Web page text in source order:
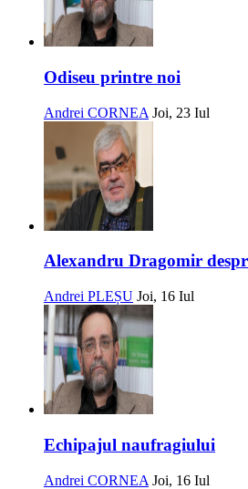
Odiseu printre noi
Andrei CORNEA Joi, 23 Iul
Alexandru Dragomir
Andrei PLEȘU Joi, 16 Iul
Echipajul naufragiului
Andrei CORNEA Joi, 16 Iul